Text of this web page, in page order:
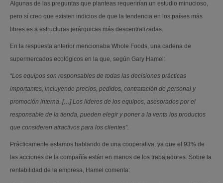
Algunas de las preguntas que planteas requerirían un estudio minucioso,
pero sí creo que existen indicios de que la tendencia en los países más
libres es a estructuras jerárquicas más descentralizadas.
En la respuesta anterior mencionaba Whole Foods, una cadena de
supermercados ecológicos en la que, según Gary Hamel:
“Los equipos son responsables de todas las decisiones prácticas
importantes, incluyendo precios, pedidos, contratación de personal y
promoción interna. […] Los líderes de los equipos, asesorados por el
responsable de la tienda, pueden elegir y poner a la venta los productos
que consideren atractivos para los clientes”.
Prácticamente estamos hablando de una cooperativa, ya que el 93% de
las acciones de la compañía están en manos de los trabajadores. Sobre la
rentabilidad de la empresa, Hamel comenta: